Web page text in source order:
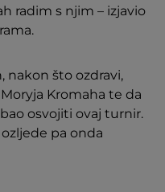
radim s njim – izjavio
nakon što ozdravi,
Kromaha te da
osvojiti ovaj turnir.
pa onda